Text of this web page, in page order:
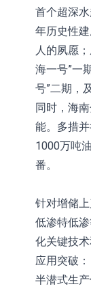
首个超深
年历史性
人的夙愿
海一号”一
号”二期，
同时，海
能。多措
1000万吨
番。
针对增储
低渗特低
化关键技
应用突破
半潜式生